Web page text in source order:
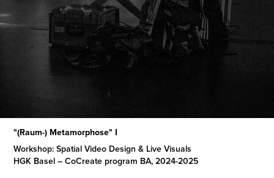
"(Raum-) Metamorphose" I
Workshop: Spatial Video Design & Live Visuals
HGK Basel – CoCreate program BA, 2024-2025